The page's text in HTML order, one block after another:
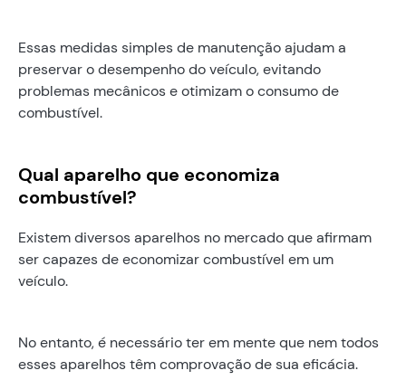
Essas medidas simples de manutenção ajudam a
preservar o desempenho do veículo, evitando
problemas mecânicos e otimizam o consumo de
combustível.
Qual aparelho que economiza
combustível?
Existem diversos aparelhos no mercado que afirmam
ser capazes de economizar combustível em um
veículo.
No entanto, é necessário ter em mente que nem todos
esses aparelhos têm comprovação de sua eficácia.